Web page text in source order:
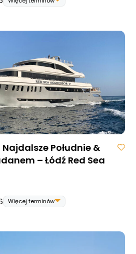
główna !!!
O nas
Nurkowe
kiedy nurkować
Galeria
Blog
DAN
Południe &
– Łódź Red Sea
Więcej terminów